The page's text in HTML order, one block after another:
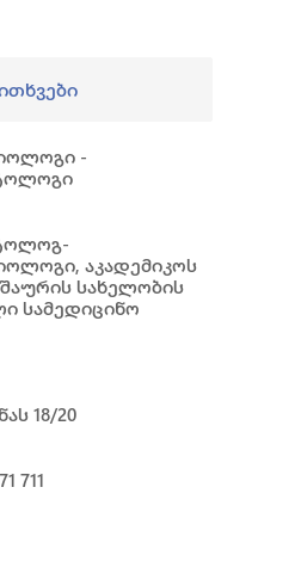
-
აკადემიკოს
სახელობის
სამედიცინო
18/20
711